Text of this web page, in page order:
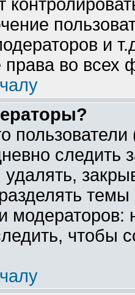
и
права во всех
следить
удалять,
чтобы